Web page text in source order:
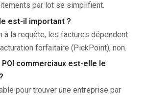
par lot se simplifient.
est-il important ?
à la requête, les factures dépendent
forfaitaire (PickPoint), non.
commerciaux est-elle le
pour trouver une entreprise par